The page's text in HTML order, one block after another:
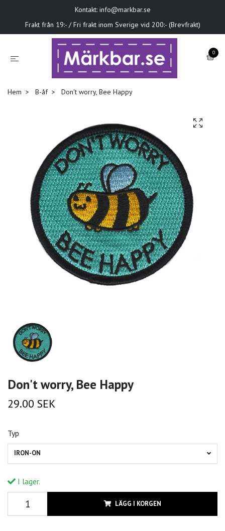
Kontakt: info@markbar.se
Frakt från 19:- / Fri frakt inom Sverige vid 200:- (Brevfrakt)
0
Hem B-åf Don't worry, Bee Happy
Don't worry, Bee Happy
29.00 SEK
Typ
IRON-ON
I lager.
LÄGG I KORGEN